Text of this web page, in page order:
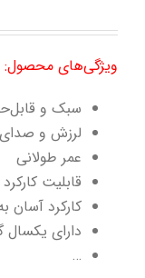
ویژگی‌های محصول:
سبک و
لرزش و
عمر طولانی
قابلیت
کارکرد آسان
دارای یکسال
…